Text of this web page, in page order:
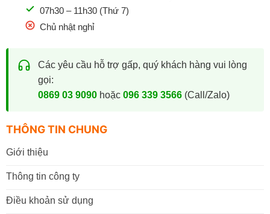
07h30 – 11h30 (Thứ 7)
Chủ nhật nghỉ
Các yêu cầu hỗ trợ gấp, quý khách hàng vui lòng
gọi:
0869 03 9090hoặc 096 339 3566(Call/Zalo)
THÔNG TIN CHUNG
Giới thiệu
Thông tin công ty
Điều khoản sử dụng